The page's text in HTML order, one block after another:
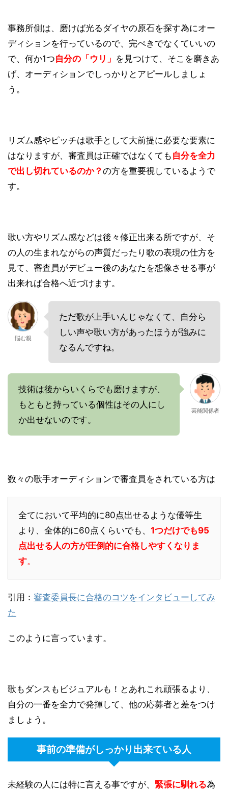
事務所側は、磨けば光るダイヤの原石を探す為にオー
ディションを行っているので、完ぺきでなくていいの
で、何か1つ自分の「ウリ」 を見つけて、そこを磨きあ
げ、オーディションでしっかりとアピールしましょ
う。
リズム感やピッチは歌手として大前提に必要な要素に
はなりますが、審査員は正確ではなくても 自分を全力
で出し切れているのか？ の方を重要視しているようで
す。
歌い方やリズム感などは後々修正出来る所ですが、そ
の人の生まれながらの声質だったり歌の表現の仕方を
見て、審査員がデビュー後のあなたを想像させる事が
出来れば合格へ近づけます。
悩む親
ただ歌が上手いんじゃなくて、自分ら
しい声や歌い方があったほうが強みに
なるんですね。
技術は後からいくらでも磨けますが、
もともと持っている個性はその人にし
か出せないのです。
芸能関係者
数々の歌手オーディションで審査員をされている方は
全てにおいて平均的に80点出せるような優等生
より、全体的に60点くらいでも、 1つだけでも95
点出せる人の方が圧倒的に合格しやすくなりま
す。
引用： 審査委員長に合格のコツをインタビューしてみ
た
このように言っています。
歌もダンスもビジュアルも！とあれこれ頑張るより、
自分の一番を全力で発揮して、他の応募者と差をつけ
ましょう。
事前の準備がしっかり出来ている人
未経験の人には特に言える事ですが、 緊張に馴れる為